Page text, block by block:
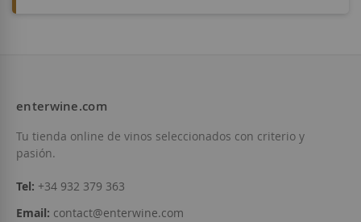
enterwine.com
Tu tienda online de vinos seleccionados con criterio y
pasión.
Tel: +34 932 379 363
Email: contact@enterwine.com